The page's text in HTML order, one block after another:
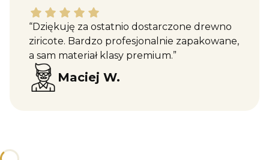
Maciej W. dał ocenę: 5
“Dziękuję za ostatnio dostarczone drewno
ziricote. Bardzo profesjonalnie zapakowane,
a sam materiał klasy premium.”
Maciej W.